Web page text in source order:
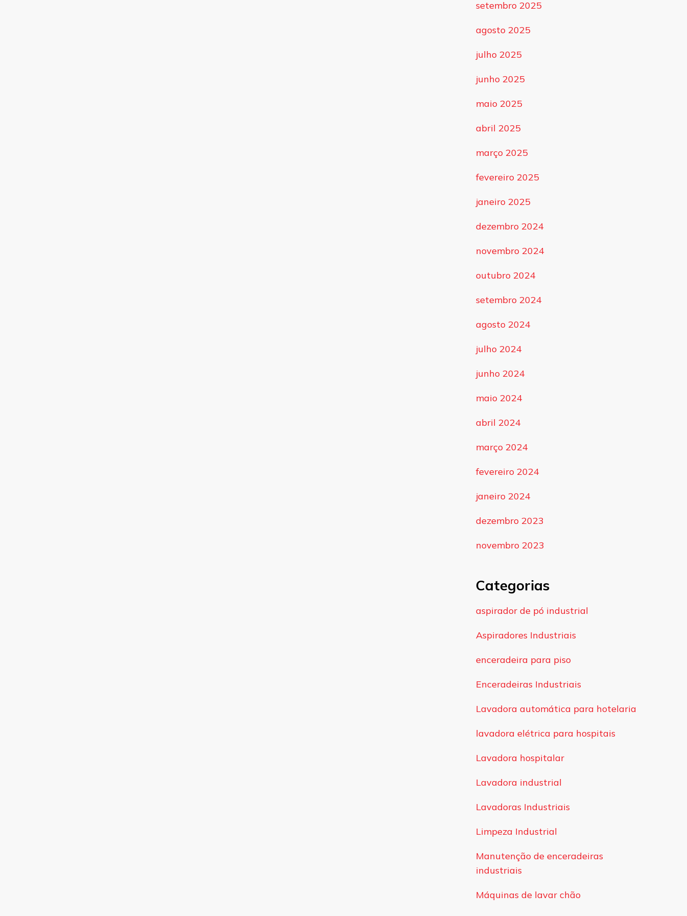
setembro 2025
agosto 2025
julho 2025
junho 2025
maio 2025
abril 2025
março 2025
fevereiro 2025
janeiro 2025
dezembro 2024
novembro 2024
outubro 2024
setembro 2024
agosto 2024
julho 2024
junho 2024
maio 2024
abril 2024
março 2024
fevereiro 2024
janeiro 2024
dezembro 2023
novembro 2023
Categorias
aspirador de pó industrial
Aspiradores Industriais
enceradeira para piso
Enceradeiras Industriais
Lavadora automática para hotelaria
lavadora elétrica para hospitais
Lavadora hospitalar
Lavadora industrial
Lavadoras Industriais
Limpeza Industrial
Manutenção de enceradeiras
industriais
Máquinas de lavar chão